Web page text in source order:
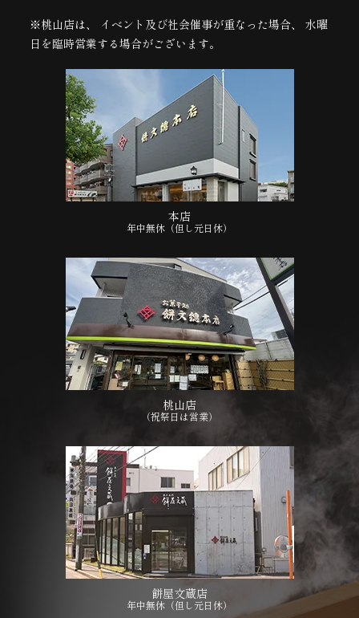
※桃山店は、 イベント及び社会催事が重なった場合、 水曜
日を臨時営業する場合がございます。
本店
年中無休（但し元日休）
桃山店
（祝祭日は営業）
餅屋文蔵店
年中無休（但し元日休）